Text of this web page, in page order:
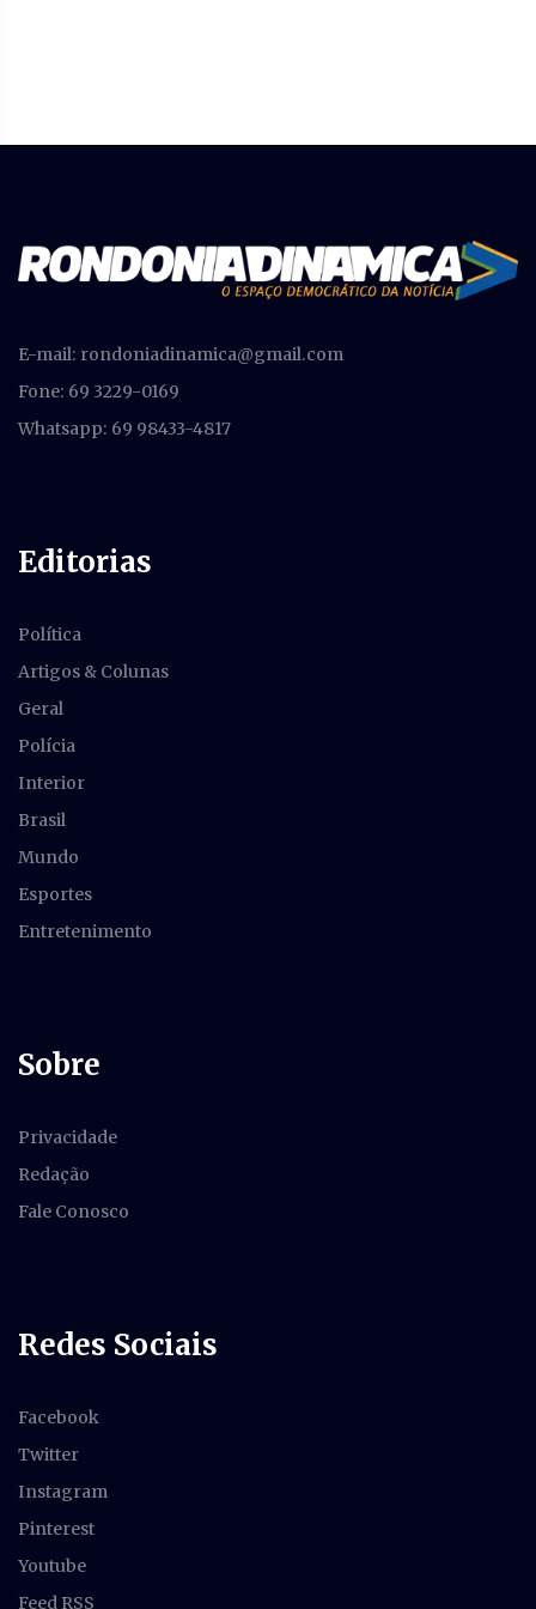
E-mail: rondoniadinamica@gmail.com
Fone: 69 3229-0169
Whatsapp: 69 98433-4817
Editorias
Política
Artigos & Colunas
Geral
Polícia
Interior
Brasil
Mundo
Esportes
Entretenimento
Sobre
Privacidade
Redação
Fale Conosco
Redes Sociais
Facebook
Twitter
Instagram
Pinterest
Youtube
Feed RSS